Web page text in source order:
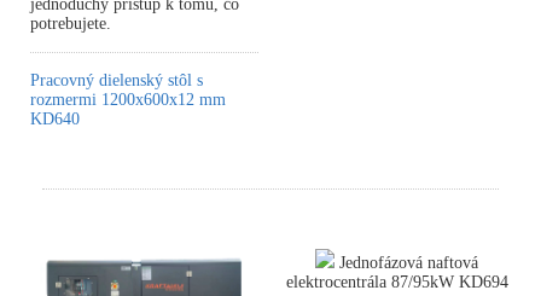
jednoduchý prístup k tomu, čo
potrebujete.
Pracovný dielenský stôl s
rozmermi 1200x600x12 mm
KD640
Jednofázová naftová
elektrocentrála 87/95kW KD694